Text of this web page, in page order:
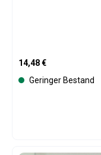
Regulärer Preis:
14,48 €
Geringer Bestand